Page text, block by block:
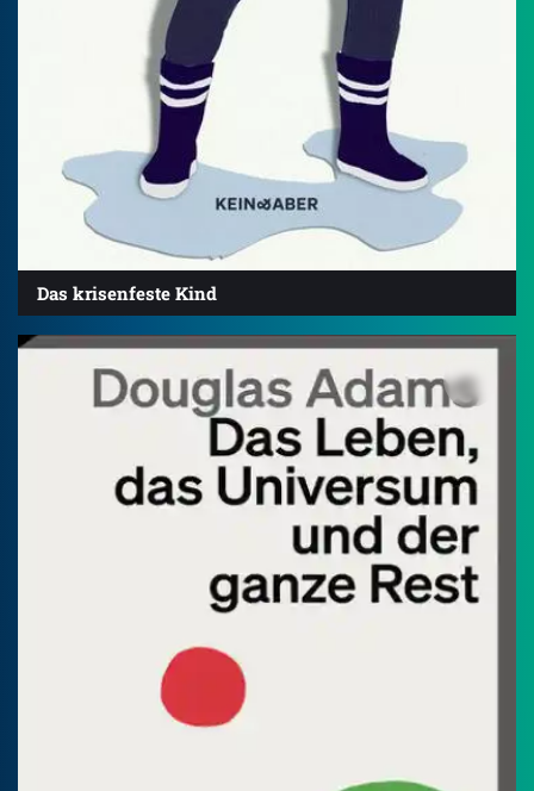
Das krisenfeste Kind